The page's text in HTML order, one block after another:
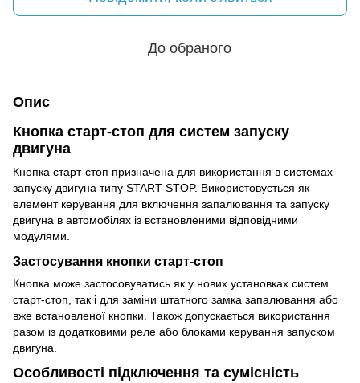
До обраного
Опис
Кнопка старт-стоп для систем запуску
двигуна
Кнопка старт-стоп призначена для використання в системах
запуску двигуна типу START-STOP. Використовується як
елемент керування для включення запалювання та запуску
двигуна в автомобілях із встановленими відповідними
модулями.
Застосування кнопки старт-стоп
Кнопка може застосовуватись як у нових установках систем
старт-стоп, так і для заміни штатного замка запалювання або
вже встановленої кнопки. Також допускається використання
разом із додатковими реле або блоками керування запуском
двигуна.
Особливості підключення та сумісність